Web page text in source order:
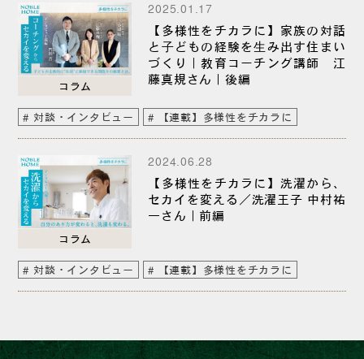
コラム
2025.01.17
【多様性をチカラに】家族の対話
と⼦どもの経験を⽣み出す住まい
づくり｜教育コーチング講師 江
藤真規さん｜後編
対談・インタビュー 【連載】多様性をチカラに
コラム
2024.06.28
【多様性をチカラに】洗濯から、
セカイを変える／洗濯王子 中村祐
一さん｜前編
対談・インタビュー 【連載】多様性をチカラに